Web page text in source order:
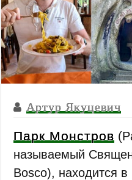
Артур Якуцевич
Парк Монстров
называемый
Bosco), находится